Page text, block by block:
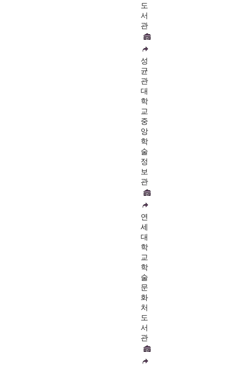
도
서
관
성
균
관
대
학
교
중
앙
학
술
정
보
관
연
세
대
학
교
학
술
문
화
처
도
서
관